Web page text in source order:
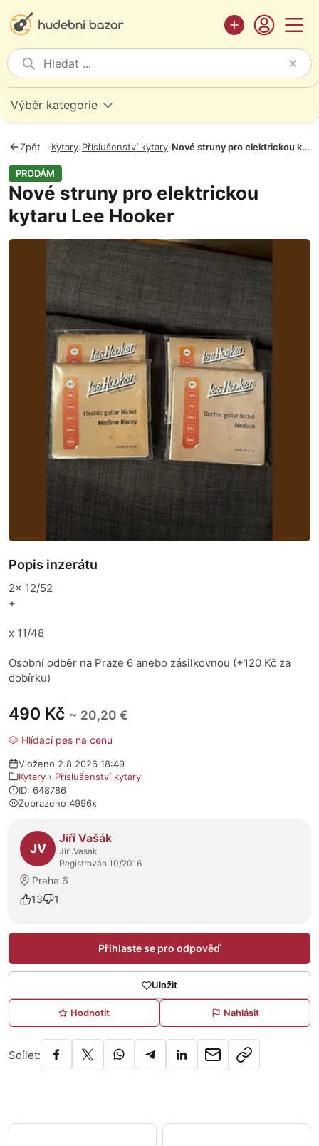
Výběr kategorie
Zpět ›Kytary›Příslušenství kytary› Nové struny pro elektrickou kytaru Lee Hooker
PRODÁM
Nové struny pro elektrickou
kytaru Lee Hooker
Fotografie
490 Kč ~ 20,20 €
🐶 Hlídací pes na cenu
Vloženo 2.8.2026 18:49
Kytary › Příslušenství kytary
ID: 648786
Zobrazeno 4996x
O prodejci
JV
Jiří Vašák
Jiri.Vasak
Registrován 10/2016
Praha 6
13
1
Přihlaste se pro odpověď
Uložit
Hodnotit Nahlásit
Sdílet:
Popis inzerátu
2x 12/52
+
x 11/48
Osobní odběr na Praze 6 anebo zásilkovnou (+120 Kč za
dobírku)